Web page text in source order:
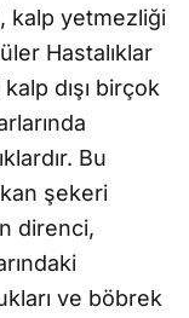
kalp yetmezliği
Hastalıklar
dışı birçok
Bu
şekeri
direnci,
ve böbrek